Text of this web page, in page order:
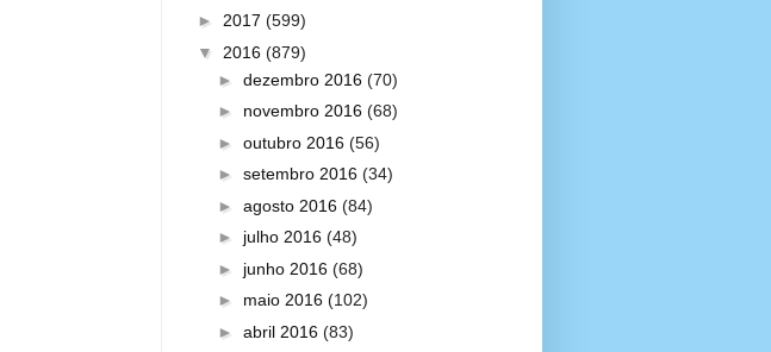
► 2017 (599)
▼ 2016 (879)
► dezembro 2016 (70)
► novembro 2016 (68)
► outubro 2016 (56)
► setembro 2016 (34)
► agosto 2016 (84)
► julho 2016 (48)
► junho 2016 (68)
► maio 2016 (102)
► abril 2016 (83)